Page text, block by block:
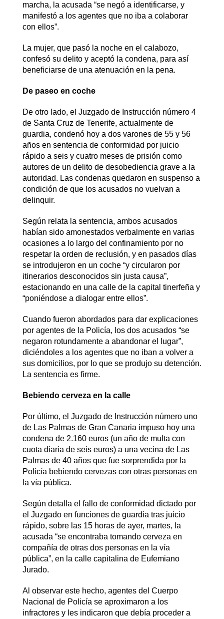
marcha, la acusada “se negó a identificarse, y
manifestó a los agentes que no iba a colaborar
con ellos”.
La mujer, que pasó la noche en el calabozo,
confesó su delito y aceptó la condena, para así
beneficiarse de una atenuación en la pena.
De paseo en coche
De otro lado, el Juzgado de Instrucción número 4
de Santa Cruz de Tenerife, actualmente de
guardia, condenó hoy a dos varones de 55 y 56
años en sentencia de conformidad por juicio
rápido a seis y cuatro meses de prisión como
autores de un delito de desobediencia grave a la
autoridad. Las condenas quedaron en suspenso a
condición de que los acusados no vuelvan a
delinquir.
Según relata la sentencia, ambos acusados
habían sido amonestados verbalmente en varias
ocasiones a lo largo del confinamiento por no
respetar la orden de reclusión, y en pasados días
se introdujeron en un coche “y circularon por
itinerarios desconocidos sin justa causa”,
estacionando en una calle de la capital tinerfeña y
“poniéndose a dialogar entre ellos”.
Cuando fueron abordados para dar explicaciones
por agentes de la Policía, los dos acusados “se
negaron rotundamente a abandonar el lugar”,
diciéndoles a los agentes que no iban a volver a
sus domicilios, por lo que se produjo su detención.
La sentencia es firme.
Bebiendo cerveza en la calle
Por último, el Juzgado de Instrucción número uno
de Las Palmas de Gran Canaria impuso hoy una
condena de 2.160 euros (un año de multa con
cuota diaria de seis euros) a una vecina de Las
Palmas de 40 años que fue sorprendida por la
Policía bebiendo cervezas con otras personas en
la vía pública.
Según detalla el fallo de conformidad dictado por
el Juzgado en funciones de guardia tras juicio
rápido, sobre las 15 horas de ayer, martes, la
acusada “se encontraba tomando cerveza en
compañía de otras dos personas en la vía
pública”, en la calle capitalina de Eufemiano
Jurado.
Al observar este hecho, agentes del Cuerpo
Nacional de Policía se aproximaron a los
infractores y les indicaron que debía proceder a